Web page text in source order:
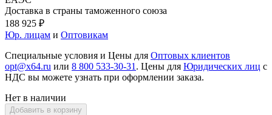
Доставка в страны таможенного союза
188 925 ₽
Юр. лицам и Оптовикам
Специальные условия и Цены для Оптовых клиентов
opt@x64.ru или 8 800 533-30-31 . Цены для Юридических лиц с
НДС вы можете узнать при оформлении заказа.
Нет в наличии
Добавить в корзину